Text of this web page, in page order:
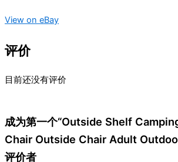
View on eBay
评价
目前还没有评价
成为第一个“Outside Shelf
Chair Outside Chair Adult
评价者